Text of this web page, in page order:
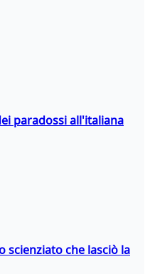
paradossi all'italiana
scienziato che lasciò la